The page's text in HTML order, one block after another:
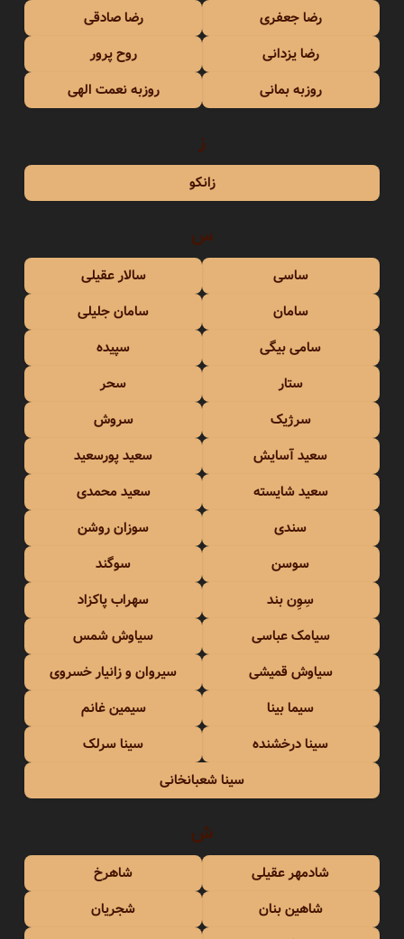
رضا جعفری
رضا صادقی
رضا یزدانی
روح پرور
روزبه بمانی
روزبه نعمت الهی
ز
زانکو
س
ساسی
سالار عقیلی
سامان
سامان جلیلی
سامی بیگی
سپیده
ستار
سحر
سرژیک
سروش
سعید آسایش
سعید پورسعید
سعید شایسته
سعید محمدی
سندی
سوزان روشن
سوسن
سوگند
سِوِن بند
سهراب پاکزاد
سیامک عباسی
سیاوش شمس
سیاوش قمیشی
سیروان و زانیار خسروی
سیما بینا
سیمین غانم
سینا درخشنده
سینا سرلک
سینا شعبانخانی
ش
شادمهر عقیلی
شاهرخ
شاهین بنان
شجریان